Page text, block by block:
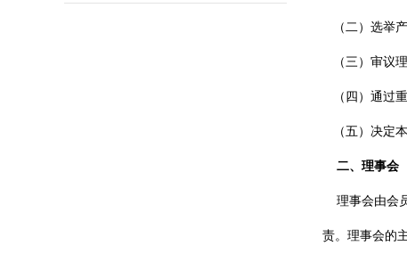
（二）选举
（三）审议
（四）通过重
（五）决定本
二、理事会
理事会由会
责。理事会的